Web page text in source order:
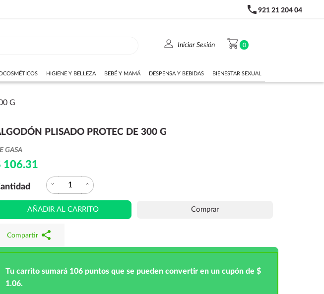
phone 921 21 204 04
person Iniciar Sesión shopping_cart 0
HIGIENE Y BELLEZA BEBÉ Y MAMÁ DESPENSA Y BEBIDAS BIENESTAR SEXUAL
G
PLISADO PROTEC DE 300 G
GASA
106.31
expand_more expand_less
AÑADIR AL CARRITO Comprar
Compartir share
Tu carrito sumará 106 puntos que se pueden convertir en un cupón de $
1.06.